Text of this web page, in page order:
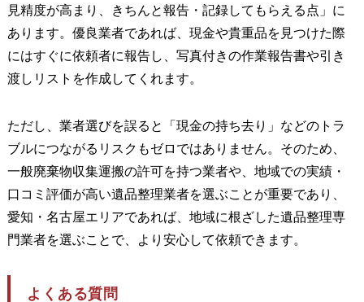
見精度が高まり、きちんと報告・記録してもらえる点」に
あります。優良業者であれば、現金や貴重品を見つけた際
にはすぐに依頼者に報告し、写真付きの作業報告書や引き
渡しリストを作成してくれます。
ただし、業者選びを誤ると「現金の持ち去り」などのトラ
ブルにつながるリスクもゼロではありません。そのため、
一般廃棄物収集運搬の許可を持つ業者や、地域での実績・
口コミ評価が高い遺品整理業者を選ぶことが重要であり、
愛知・名古屋エリアであれば、地域に根ざした遺品整理専
門業者を選ぶことで、より安心して依頼できます。
よくある質問